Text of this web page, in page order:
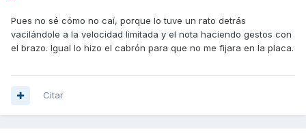
Pues no sé cómo no caí, porque lo tuve un rato detrás
vacilándole a la velocidad limitada y el nota haciendo gestos con
el brazo. Igual lo hizo el cabrón para que no me fijara en la placa.
Citar